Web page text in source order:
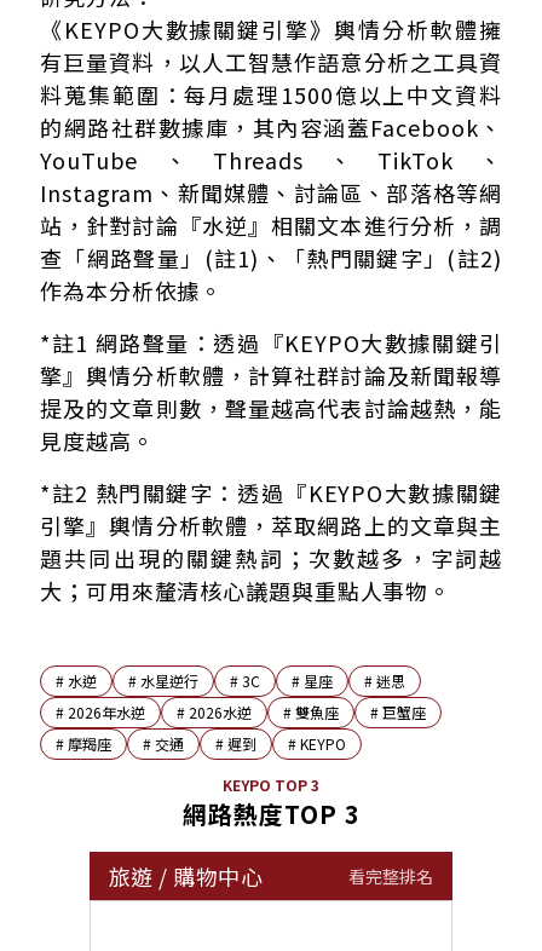
《KEYPO大數據關鍵引擎》輿情分析軟體擁
有巨量資料，以人工智慧作語意分析之工具資
料蒐集範圍：每月處理1500億以上中文資料
的網路社群數據庫，其內容涵蓋Facebook、
YouTube、Threads、TikTok、
Instagram、新聞媒體、討論區、部落格等網
站，針對討論『水逆』相關文本進行分析，調
查「網路聲量」(註1)、「熱門關鍵字」(註2)
作為本分析依據。
*註1 網路聲量：透過『KEYPO大數據關鍵引
擎』輿情分析軟體，計算社群討論及新聞報導
提及的文章則數，聲量越高代表討論越熱，能
見度越高。
*註2 熱門關鍵字：透過『KEYPO大數據關鍵
引擎』輿情分析軟體，萃取網路上的文章與主
題共同出現的關鍵熱詞；次數越多，字詞越
大；可用來釐清核心議題與重點人事物。
# 水逆 # 水星逆行 #3C # 星座 #迷思
# 2026年水逆 # 2026水逆 #雙魚座 #巨蟹座
# 摩羯座 #交通 #遲到 #KEYPO
KEYPO TOP 3
網路熱度TOP 3
旅遊 / 購物中心 看完整排名